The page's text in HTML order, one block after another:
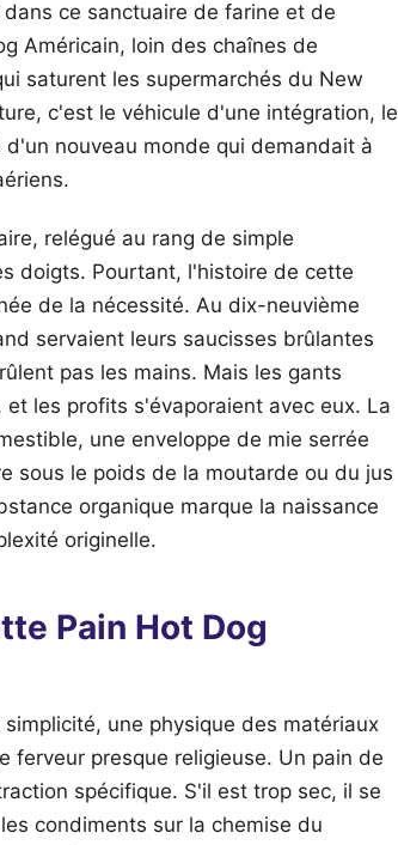
ce sanctuaire de farine et de
Américain, loin des chaînes de
saturent les supermarchés du New
c'est le véhicule d'une intégration, le
nouveau monde qui demandait à
relégué au rang de simple
doigts. Pourtant, l'histoire de cette
de la nécessité. Au dix-neuvième
servaient leurs saucisses brûlantes
pas les mains. Mais les gants
les profits s'évaporaient avec eux. La
une enveloppe de mie serrée
sous le poids de la moutarde ou du jus
organique marque la naissance
originelle.
Pain Hot Dog
une physique des matériaux
ferveur presque religieuse. Un pain de
spécifique. S'il est trop sec, il se
condiments sur la chemise du